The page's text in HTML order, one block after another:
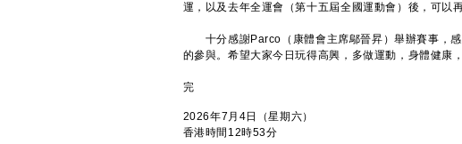
運，以及去年全運會（第十五屆全國運動會）後，可以
十分感謝Parco（康體會主席鄔晉昇）舉辦賽事，感
的參與。希望大家今日玩得高興，多做運動，身體健康
完
2026年7月4日（星期六）
香港時間12時53分